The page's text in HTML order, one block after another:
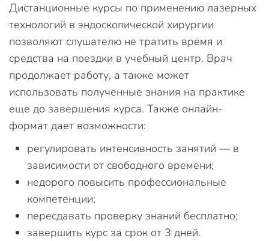
Дистанционные курсы по применению лазерных
технологий в эндоскопической хирургии
позволяют слушателю не тратить время и
средства на поездки в учебный центр. Врач
продолжает работу, а также может
использовать полученные знания на практике
еще до завершения курса. Также онлайн-
формат дает возможности:
регулировать интенсивность занятий — в
зависимости от свободного времени;
недорого повысить профессиональные
компетенции;
пересдавать проверку знаний бесплатно;
завершить курс за срок от 3 дней.